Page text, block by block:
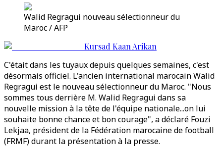
Walid Regragui nouveau sélectionneur du
Maroc / AFP
Kursad Kaan Arikan
C'était dans les tuyaux depuis quelques semaines, c'est
désormais officiel. L'ancien international marocain Walid
Regragui est le nouveau sélectionneur du Maroc. "Nous
sommes tous derrière M. Walid Regragui dans sa
nouvelle mission à la tête de l'équipe nationale...on lui
souhaite bonne chance et bon courage", a déclaré Fouzi
Lekjaa, président de la Fédération marocaine de football
(FRMF) durant la présentation à la presse.